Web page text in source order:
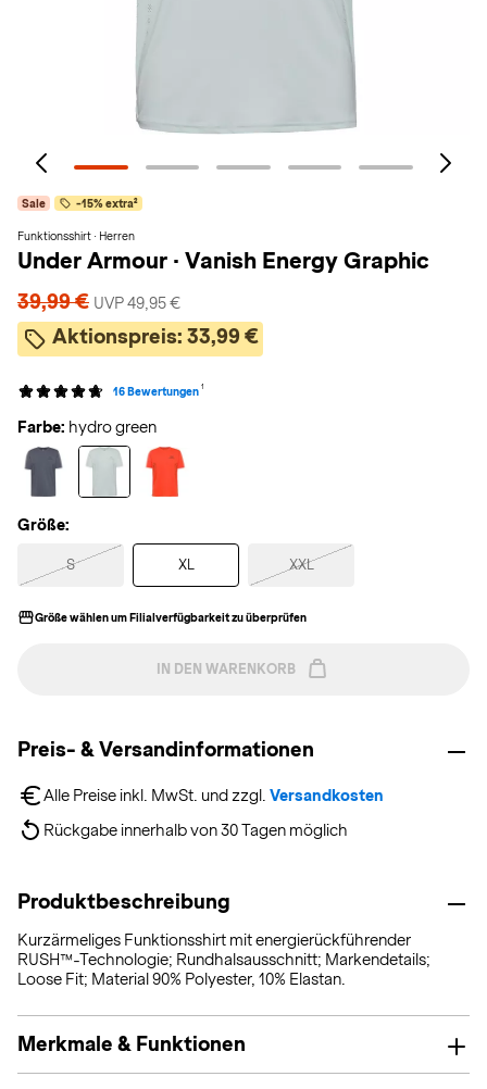
Sale -15% extra²
Funktionsshirt · Herren
Under Armour · Vanish Energy Graphic
39,99 € UVP 49,95 €
Aktionspreis: 33,99 €
16 Bewertungen 1
Farbe: hydro green
Größe:
S XL XXL
Größe wählen um Filialverfügbarkeit zu überprüfen
IN DEN WARENKORB
Preis- & Versandinformationen
Alle Preise inkl. MwSt. und zzgl. Versandkosten
Rückgabe innerhalb von 30 Tagen möglich
Produktbeschreibung
Kurzärmeliges Funktionsshirt mit energierückführender
RUSH™-Technologie; Rundhalsausschnitt; Markendetails;
Loose Fit; Material 90% Polyester, 10% Elastan.
Merkmale & Funktionen